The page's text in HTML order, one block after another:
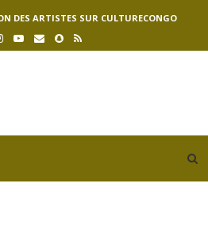
DES ARTISTES SUR CULTURECONGO